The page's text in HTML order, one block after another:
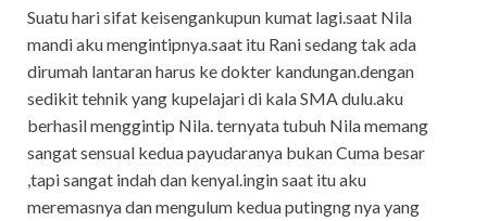
Suatu hari sifat keisengankupun kumat lagi.saat Nila
mandi aku mengintipnya.saat itu Rani sedang tak ada
dirumah lantaran harus ke dokter kandungan.dengan
sedikit tehnik yang kupelajari di kala SMA dulu.aku
berhasil menggintip Nila. ternyata tubuh Nila memang
sangat sensual kedua payudaranya bukan Cuma besar
,tapi sangat indah dan kenyal.ingin saat itu aku
meremasnya dan mengulum kedua putingng nya yang